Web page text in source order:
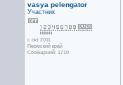
vasya pelengator
Участник
с окт 2011
Пермский край
Сообщений: 1710